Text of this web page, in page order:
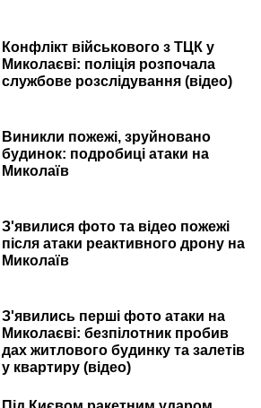
Конфлікт військового з ТЦК у
Миколаєві: поліція розпочала
службове розслідування (відео)
Виникли пожежі, зруйновано
будинок: подробиці атаки на
Миколаїв
З'явилися фото та відео пожежі
після атаки реактивного дрону на
Миколаїв
З'явились перші фото атаки на
Миколаєві: безпілотник пробив
дах житлового будинку та залетів
у квартиру (відео)